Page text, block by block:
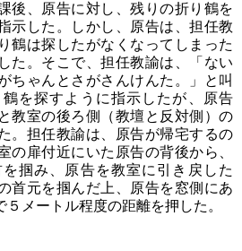
後、原告に対し、残りの折り鶴を
示した。しかし、原告は、担任教
鶴は探したがなくなってしまった
た。そこで、担任教諭は、「ない
ちゃんとさがさんけんた。」と叫
を探すように指示したが、原告
教室の後ろ側（教壇と反対側）の
。担任教諭は、原告が帰宅するの
の扉付近にいた原告の背後から、
掴み、原告を教室に引き戻した
首元を掴んだ上、原告を窓側にあ
メートル程度の距離を押した。